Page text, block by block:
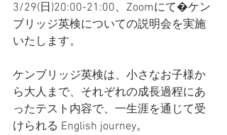
3/29(日)20:00-21:00、Zoomにて�ケン
ブリッジ英検についての説明会を実施
いたします。
ケンブリッジ英検は、小さなお子様か
ら大人まで、それぞれの成長過程にあ
ったテスト内容で、一生涯を通じて受
けられる English journey。